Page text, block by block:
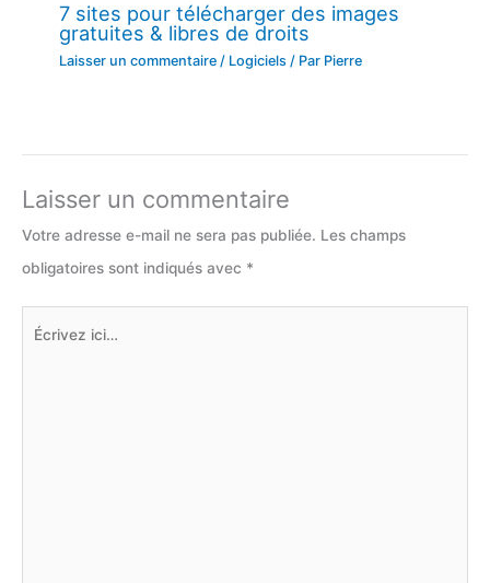
7 sites pour télécharger des images
gratuites & libres de droits
Laisser un commentaire / Logiciels / Par Pierre
Laisser un commentaire
Votre adresse e-mail ne sera pas publiée. Les champs
obligatoires sont indiqués avec *
Écrivez